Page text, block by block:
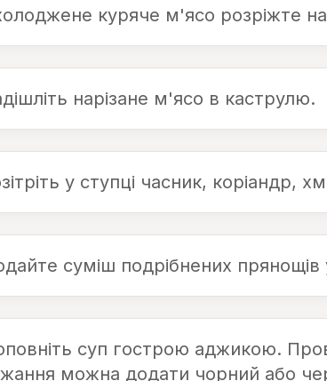
куряче м'ясо розріжте
нарізане м'ясо в каструлю.
у ступці часник, коріандр,
суміш подрібнених прянощів
суп гострою аджикою.
можна додати чорний або